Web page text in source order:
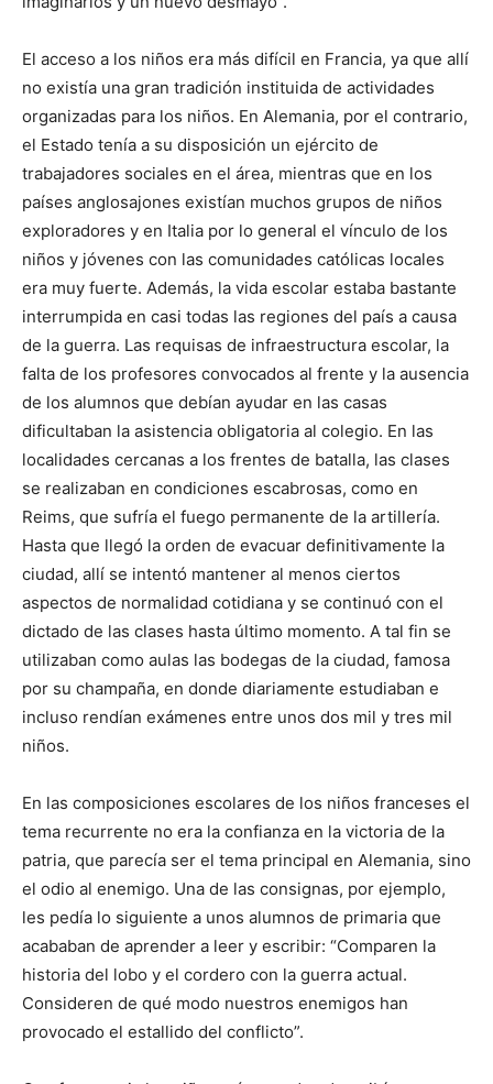
El acceso a los niños era más difícil en Francia, ya que allí
no existía una gran tradición instituida de actividades
organizadas para los niños. En Alemania, por el contrario,
el Estado tenía a su disposición un ejército de
trabajadores sociales en el área, mientras que en los
países anglosajones existían muchos grupos de niños
exploradores y en Italia por lo general el vínculo de los
niños y jóvenes con las comunidades católicas locales
era muy fuerte. Además, la vida escolar estaba bastante
interrumpida en casi todas las regiones del país a causa
de la guerra. Las requisas de infraestructura escolar, la
falta de los profesores convocados al frente y la ausencia
de los alumnos que debían ayudar en las casas
dificultaban la asistencia obligatoria al colegio. En las
localidades cercanas a los frentes de batalla, las clases
se realizaban en condiciones escabrosas, como en
Reims, que sufría el fuego permanente de la artillería.
Hasta que llegó la orden de evacuar definitivamente la
ciudad, allí se intentó mantener al menos ciertos
aspectos de normalidad cotidiana y se continuó con el
dictado de las clases hasta último momento. A tal fin se
utilizaban como aulas las bodegas de la ciudad, famosa
por su champaña, en donde diariamente estudiaban e
incluso rendían exámenes entre unos dos mil y tres mil
niños.
En las composiciones escolares de los niños franceses el
tema recurrente no era la confianza en la victoria de la
patria, que parecía ser el tema principal en Alemania, sino
el odio al enemigo. Una de las consignas, por ejemplo,
les pedía lo siguiente a unos alumnos de primaria que
acababan de aprender a leer y escribir: “Comparen la
historia del lobo y el cordero con la guerra actual.
Consideren de qué modo nuestros enemigos han
provocado el estallido del conflicto”.